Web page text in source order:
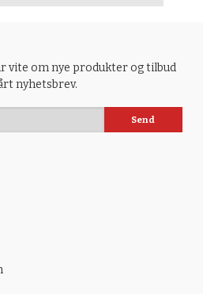
vite om nye produkter og tilbud
nyhetsbrev.